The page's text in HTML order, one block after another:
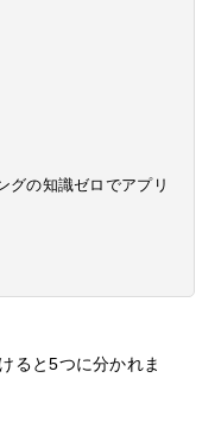
グの知識ゼロでアプリ
ると5つに分かれま